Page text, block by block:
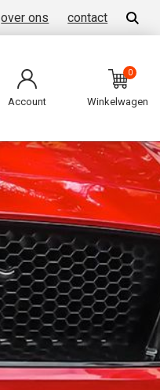
over ons contact
Account
0
Winkelwagen